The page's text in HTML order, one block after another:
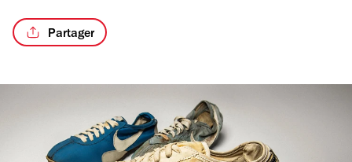
Partager